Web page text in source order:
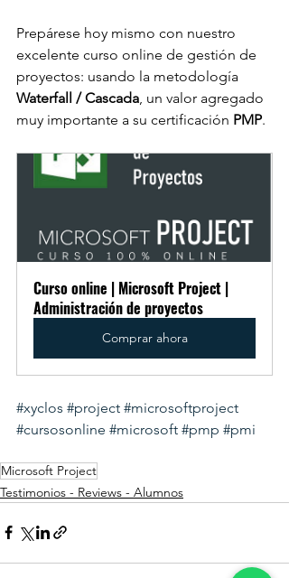
Prepárese hoy mismo con nuestro
excelente curso online de gestión de
proyectos: usando la metodología
Waterfall / Cascada , un valor agregado
muy importante a su certificación PMP.
Curso online | Microsoft Project |
Administración de proyectos
Comprar ahora
#xyclos #project #microsoftproject
#cursosonline #microsoft #pmp #pmi
Microsoft Project
Testimonios - Reviews - Alumnos